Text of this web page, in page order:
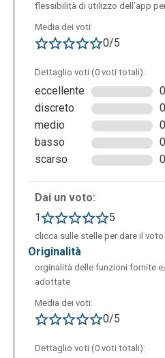
flessibilità di utilizzo dell’app
Media dei voti:
0/5
Dettaglio voti (0 voti totali):
eccellente
discreto
medio
basso
scarso
Dai un voto:
1
5
clicca sulle stelle per dare il voto
originalità
orginalità delle funzioni fornite
adottate
Media dei voti:
0/5
Dettaglio voti (0 voti totali):